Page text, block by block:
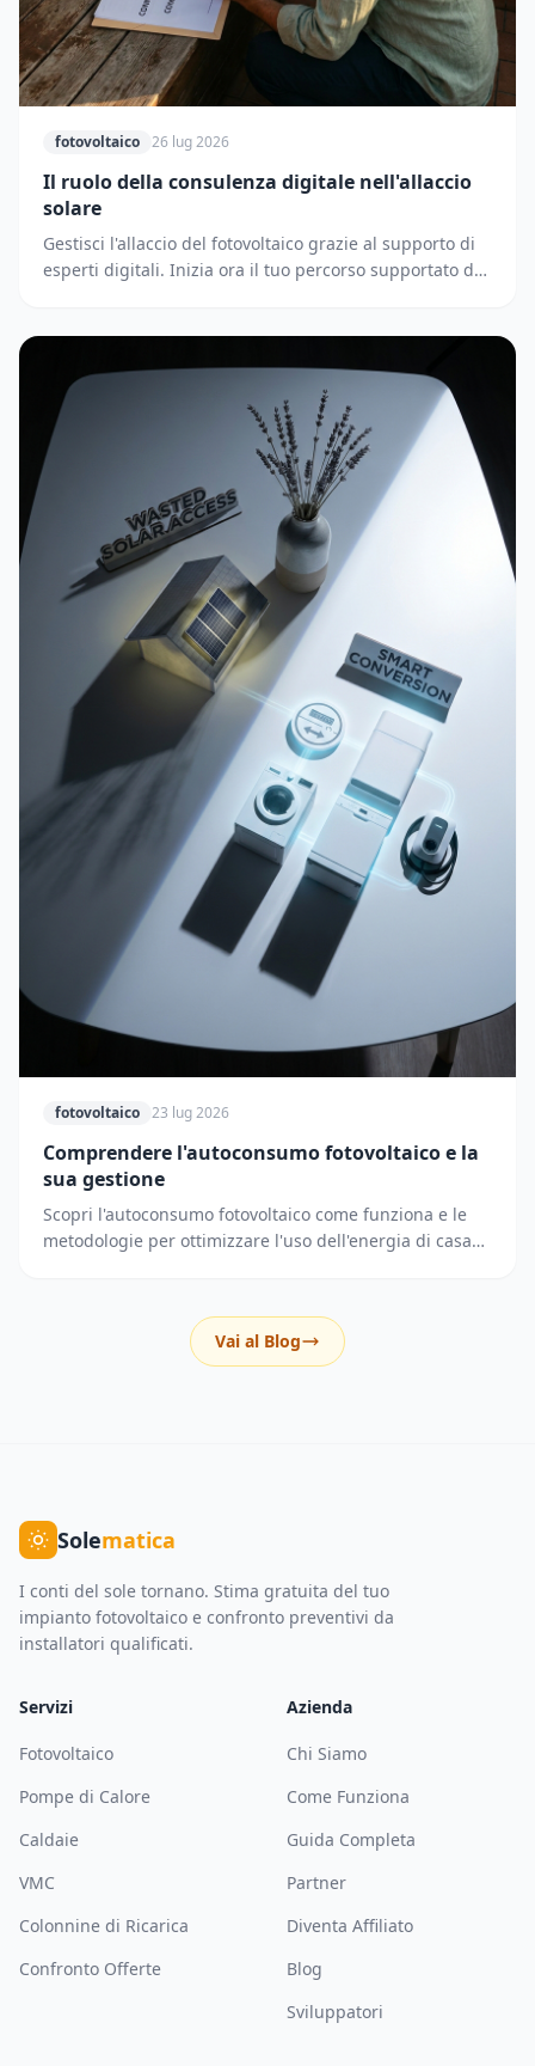
fotovoltaico 26 lug 2026
Il ruolo della consulenza digitale nell'allaccio
solare
Gestisci l'allaccio del fotovoltaico grazie al supporto di
esperti digitali. Inizia ora il tuo percorso supportato dai
fotovoltaico 23 lug 2026
Comprendere l'autoconsumo fotovoltaico e la
sua gestione
Scopri l'autoconsumo fotovoltaico come funziona e le
metodologie per ottimizzare l'uso dell'energia di casa
Vai al Blog
Solematica
I conti del sole tornano. Stima gratuita del tuo
impianto fotovoltaico e confronto preventivi da
installatori qualificati.
Servizi
Fotovoltaico
Pompe di Calore
Caldaie
VMC
Colonnine di Ricarica
Confronto Offerte
Azienda
Chi Siamo
Come Funziona
Guida Completa
Partner
Diventa Affiliato
Blog
Sviluppatori